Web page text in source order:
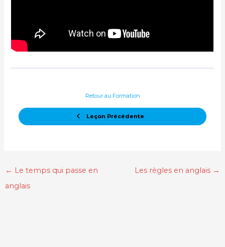
Leçon Précédente
Retour au Formation
← Le temps qui passe en
anglais
Les règles en anglais →